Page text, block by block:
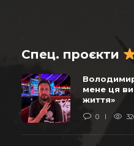
Спец. проєкти
мене ця
життя»
0